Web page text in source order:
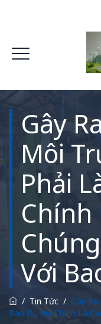
Gây
Môi
Phải
Chính
Với
/ Tin Tức / Gây
Bao Bì, Mà Chính Là